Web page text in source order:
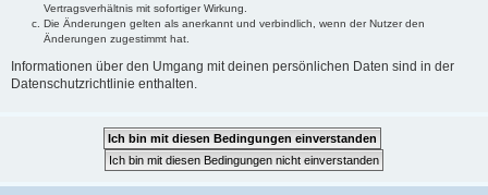
Vertragsverhältnis mit sofortiger Wirkung.
Die Änderungen gelten als anerkannt und verbindlich, wenn der Nutzer den
Änderungen zugestimmt hat.
Informationen über den Umgang mit deinen persönlichen Daten sind in der
Datenschutzrichtlinie enthalten.